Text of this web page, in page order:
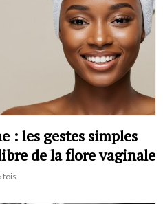
: les gestes simples
de la flore vaginale
fois